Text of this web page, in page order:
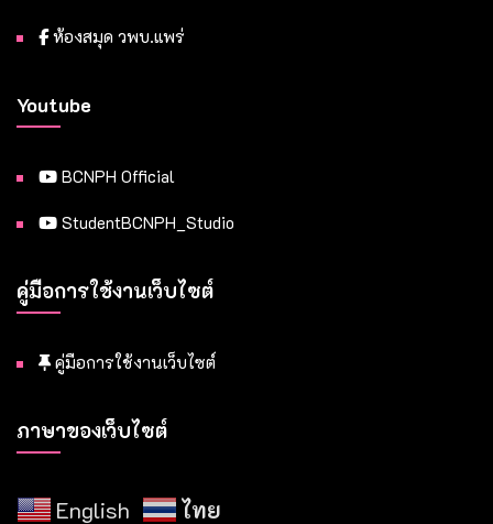
ห้องสมุด วพบ.แพร่
Youtube
BCNPH Official
StudentBCNPH_Studio
คู่มือการใช้งานเว็บไซต์
คู่มือการใช้งานเว็บไซต์
ภาษาของเว็บไซต์
English ไทย